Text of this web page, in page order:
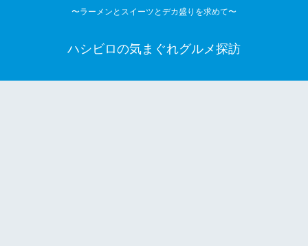
〜ラーメンとスイーツとデカ盛りを求めて〜
ハシビロの気まぐれグルメ探訪